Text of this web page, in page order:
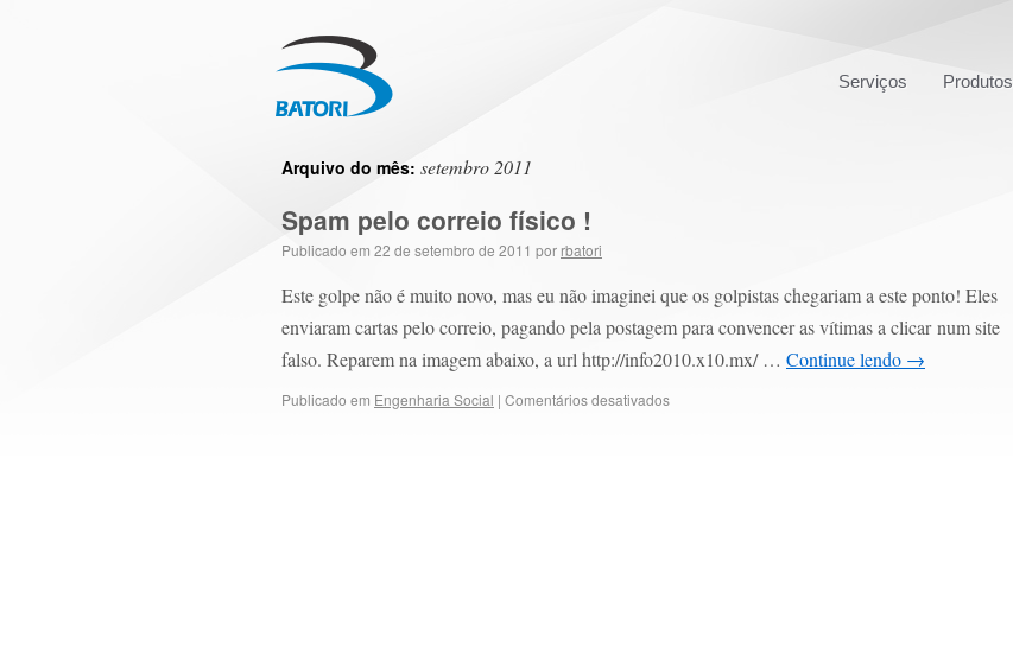
Serviços Produtos
Arquivo do mês: setembro 2011
Spam pelo correio físico !
Publicado em 22 de setembro de 2011 por rbatori
Este golpe não é muito novo, mas eu não imaginei que os golpistas chegariam a este ponto! Eles
enviaram cartas pelo correio, pagando pela postagem para convencer as vítimas a clicar num site
falso. Reparem na imagem abaixo, a url http://info2010.x10.mx/ … Continue lendo →
Publicado em Engenharia Social | Comentários desativados